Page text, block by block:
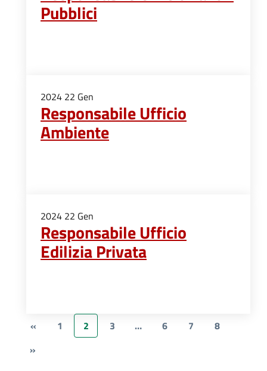
Pubblici
2024 22 Gen
Responsabile Ufficio
Ambiente
2024 22 Gen
Responsabile Ufficio
Edilizia Privata
« 1 2 3 … 6 7
8
»